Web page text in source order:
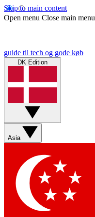
Skip to main content
Open menu Close main menu
guide til tech og gode køb
DK Edition
Asia